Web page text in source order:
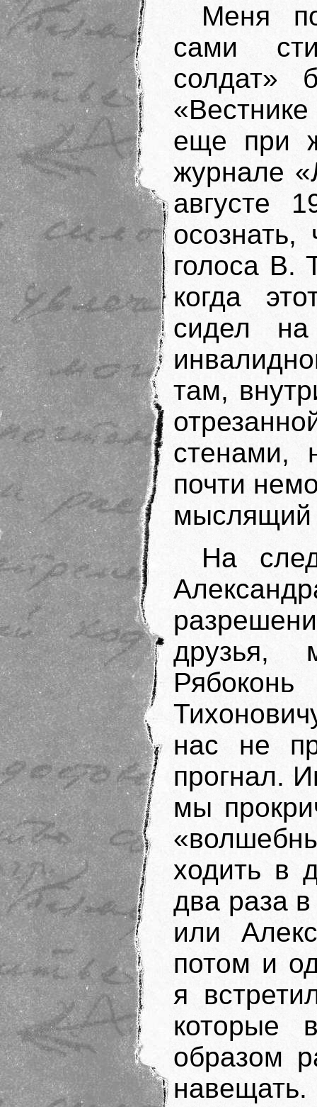
Меня
сами
солдат»
еще при
журнале
августе
голоса В.
когда
сидел
там,
стенами,
почти
мыслящий
На
друзья,
нас не
прогнал.
мы
ходить в
два раза
или
потом и
я
которые
образом